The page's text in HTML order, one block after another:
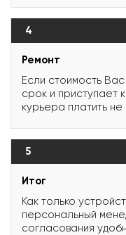
4
Ремонт
Если стоимость
срок и приступает
курьера платить не
5
Итог
Как только
персональный
согласования